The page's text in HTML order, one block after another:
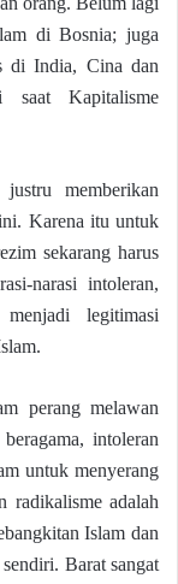
di Bosnia; juga
di India, Cina dan
saat Kapitalisme
memberikan
Karena itu untuk
sekarang harus
narasi intoleran,
menjadi legitimasi
perang melawan
intoleran
untuk menyerang
radikalisme adalah
Islam dan
Barat sangat